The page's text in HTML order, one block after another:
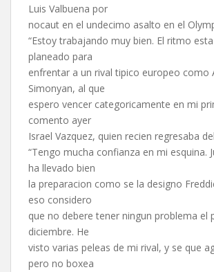
Luis Valbuena por
nocaut en el undecimo asalto en el
“Estoy trabajando muy bien. El ritmo
planeado para
enfrentar a un rival tipico europeo como
Simonyan, al que
espero vencer categoricamente en mi
comento ayer
Israel Vazquez, quien recien regresaba
“Tengo mucha confianza en mi esquina.
ha llevado bien
la preparacion como se la designo
eso considero
que no debere tener ningun problema el
diciembre. He
visto varias peleas de mi rival, y se que
pero no boxea